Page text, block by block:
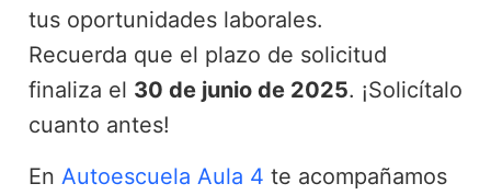
tus oportunidades laborales.
Recuerda que el plazo de solicitud
finaliza el 30 de junio de 2025. ¡Solicítalo
cuanto antes!
En Autoescuela Aula 4 te acompañamos